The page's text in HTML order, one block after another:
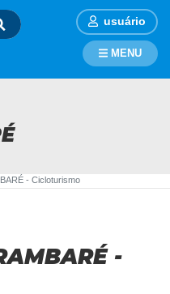
usuário
MENU
- Cicloturismo
-